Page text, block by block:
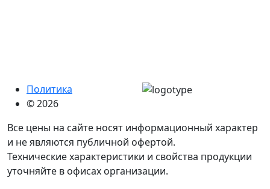
Политика
© 2026
Все цены на сайте носят информационный характер
и не являются публичной офертой.
Технические характеристики и свойства продукции
уточняйте в офисах организации.